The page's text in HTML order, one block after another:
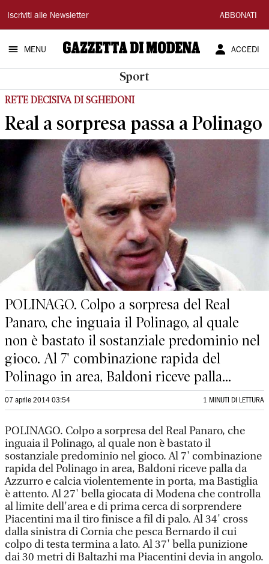
Gazzetta
di
Modena
Iscriviti alle Newsletter ABBONATI
MENU ACCEDI
Sport
RETE DECISIVA DI SGHEDONI
Real a sorpresa passa a Polinago
POLINAGO. Colpo a sorpresa del Real
Panaro, che inguaia il Polinago, al quale
non è bastato il sostanziale predominio nel
gioco. Al 7' combinazione rapida del
Polinago in area, Baldoni riceve palla...
07 aprile 2014 03:54 1 MINUTI DI LETTURA
POLINAGO. Colpo a sorpresa del Real Panaro, che
inguaia il Polinago, al quale non è bastato il
sostanziale predominio nel gioco. Al 7' combinazione
rapida del Polinago in area, Baldoni riceve palla da
Azzurro e calcia violentemente in porta, ma Bastiglia
è attento. Al 27' bella giocata di Modena che controlla
al limite dell'area e di prima cerca di sorprendere
Piacentini ma il tiro finisce a fil di palo. Al 34' cross
dalla sinistra di Cornia che pesca Bernardo il cui
colpo di testa termina a lato. Al 37' bella punizione
dai 30 metri di Baltazhi ma Piacentini devia in angolo.